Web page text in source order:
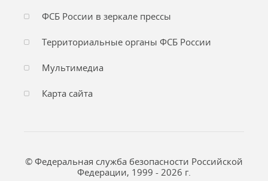
ФСБ России в зеркале прессы
Территориальные органы ФСБ России
Мультимедиа
Карта сайта
© Федеральная служба безопасности Российской
Федерации, 1999 - 2026 г.